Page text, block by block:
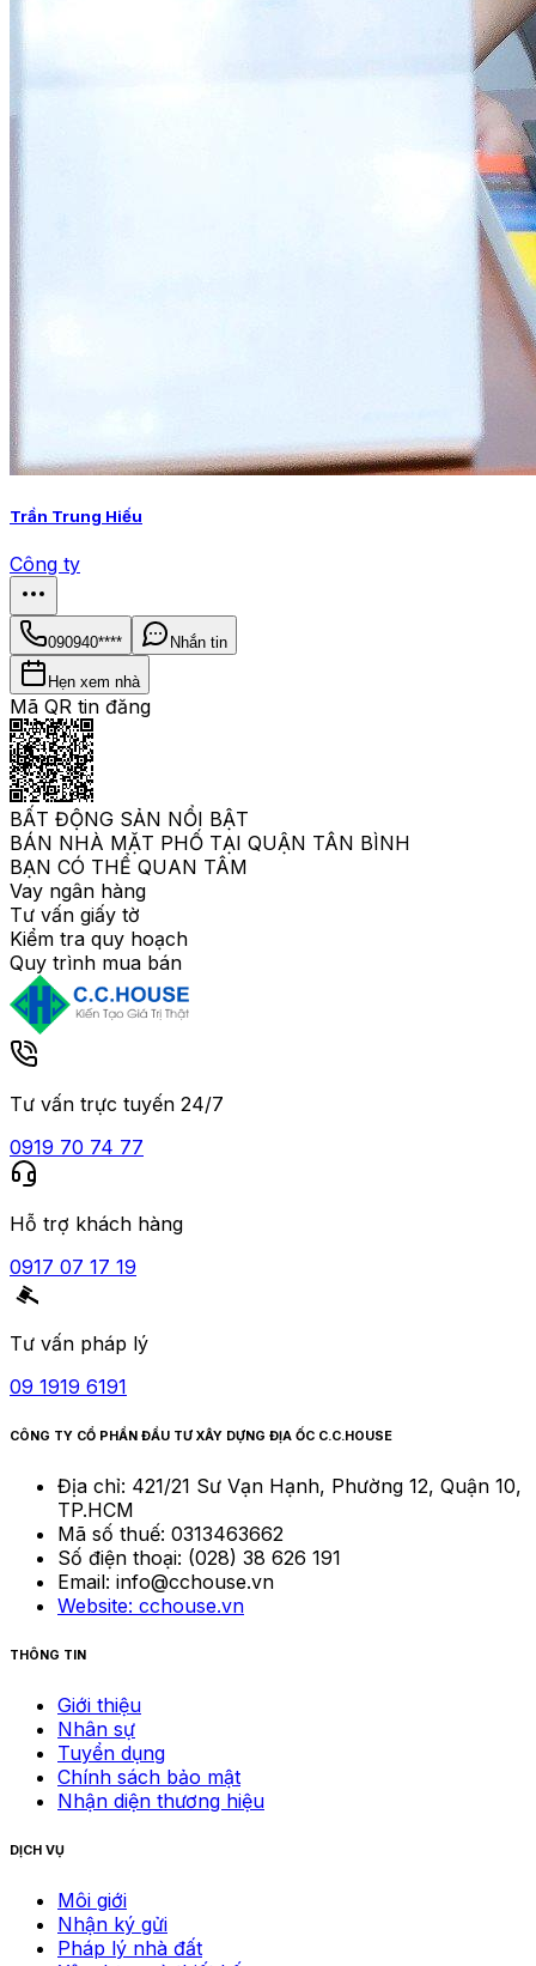
Trần Trung Hiếu
Công ty
090940**** Nhắn tin
Hẹn xem nhà
Mã QR tin đăng
BẤT ĐỘNG SẢN NỔI BẬT
BÁN NHÀ MẶT PHỐ TẠI QUẬN TÂN BÌNH
BẠN CÓ THỂ QUAN TÂM
Vay ngân hàng
Tư vấn giấy tờ
Kiểm tra quy hoạch
Quy trình mua bán
Tư vấn trực tuyến 24/7
0919 70 74 77
Hỗ trợ khách hàng
0917 07 17 19
Tư vấn pháp lý
09 1919 6191
CÔNG TY CỔ PHẦN ĐẦU TƯ XÂY DỰNG ĐỊA ỐC C.C.HOUSE
Địa chỉ: 421/21 Sư Vạn Hạnh, Phường 12, Quận 10,
TP.HCM
Mã số thuế: 0313463662
Số điện thoại: (028) 38 626 191
Email: info@cchouse.vn
Website: cchouse.vn
THÔNG TIN
Giới thiệu
Nhân sự
Tuyển dụng
Chính sách bảo mật
Nhận diện thương hiệu
DỊCH VỤ
Môi giới
Nhận ký gửi
Pháp lý nhà đất